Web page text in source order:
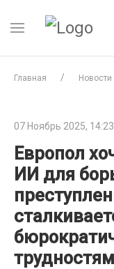
Главная Новости
07 Ноябрь 2025, 14:23
Европол
ИИ для